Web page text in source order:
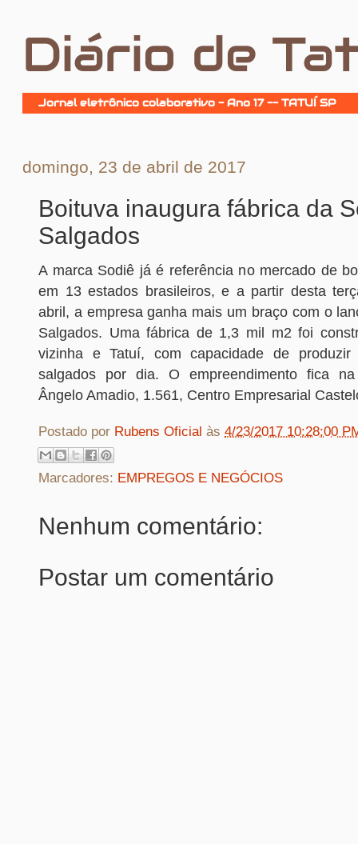
Diário de
Jornal eletrônico colaborativo - Ano 17 -- TATUÍ SP
domingo, 23 de abril de 2017
Boituva inaugura fábrica da
Salgados
A marca Sodiê já é referência no mercado de
em 13 estados brasileiros, e a partir desta
abril, a empresa ganha mais um braço com o
Salgados. Uma fábrica de 1,3 mil m2 foi
vizinha e Tatuí, com capacidade de
salgados por dia. O empreendimento fica na
Ângelo Amadio, 1.561, Centro Empresarial
Postado por Rubens Oficial às 4/23/2017 10:28:00
Marcadores: EMPREGOS E NEGÓCIOS
Nenhum comentário:
Postar um comentário